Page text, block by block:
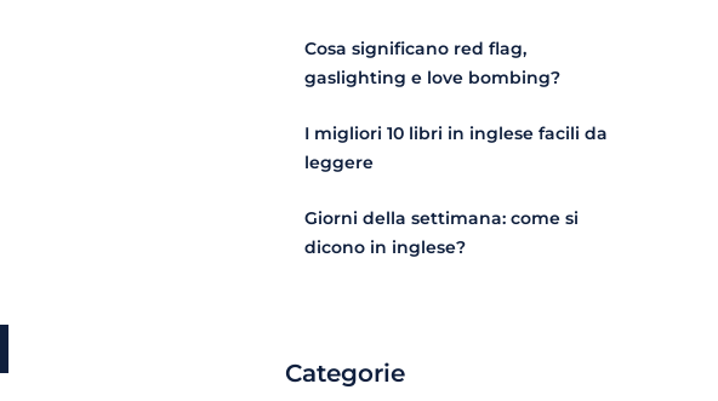
Cosa significano red flag,
gaslighting e love bombing?
I migliori 10 libri in inglese facili da
leggere
Giorni della settimana: come si
dicono in inglese?
Categorie